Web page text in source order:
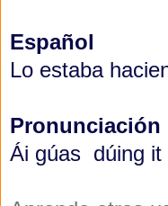
Español
Lo estaba
Pronunciación
Ái gúas dúing it